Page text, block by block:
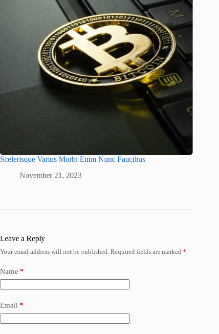
Scelerisque Varius Morbi Enim Nunc Faucibus
November 21, 2023
Leave a Reply
Your email address will not be published. Required fields are marked *
Name *
Email *